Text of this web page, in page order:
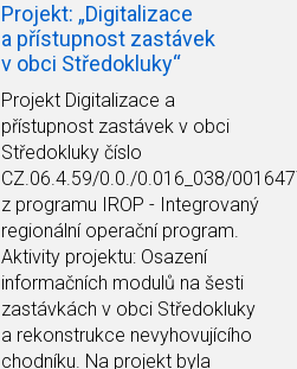
Projekt: „Digitalizace
a přístupnost zastávek
v obci Středokluky“
Projekt Digitalizace a
přístupnost zastávek v obci
Středokluky číslo
CZ.06.4.59/0.0./0.016_038/
z programu IROP - Integrovaný
regionální operační program.
Aktivity projektu: Osazení
informačních modulů na šesti
zastávkách v obci Středokluky
a rekonstrukce nevyhovujícího
chodníku. Na projekt byla